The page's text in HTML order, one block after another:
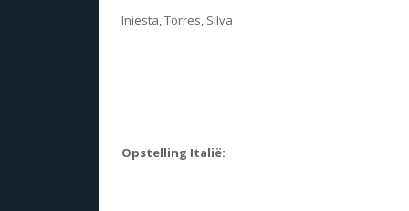
Iniesta, Torres, Silva
Opstelling Italië: